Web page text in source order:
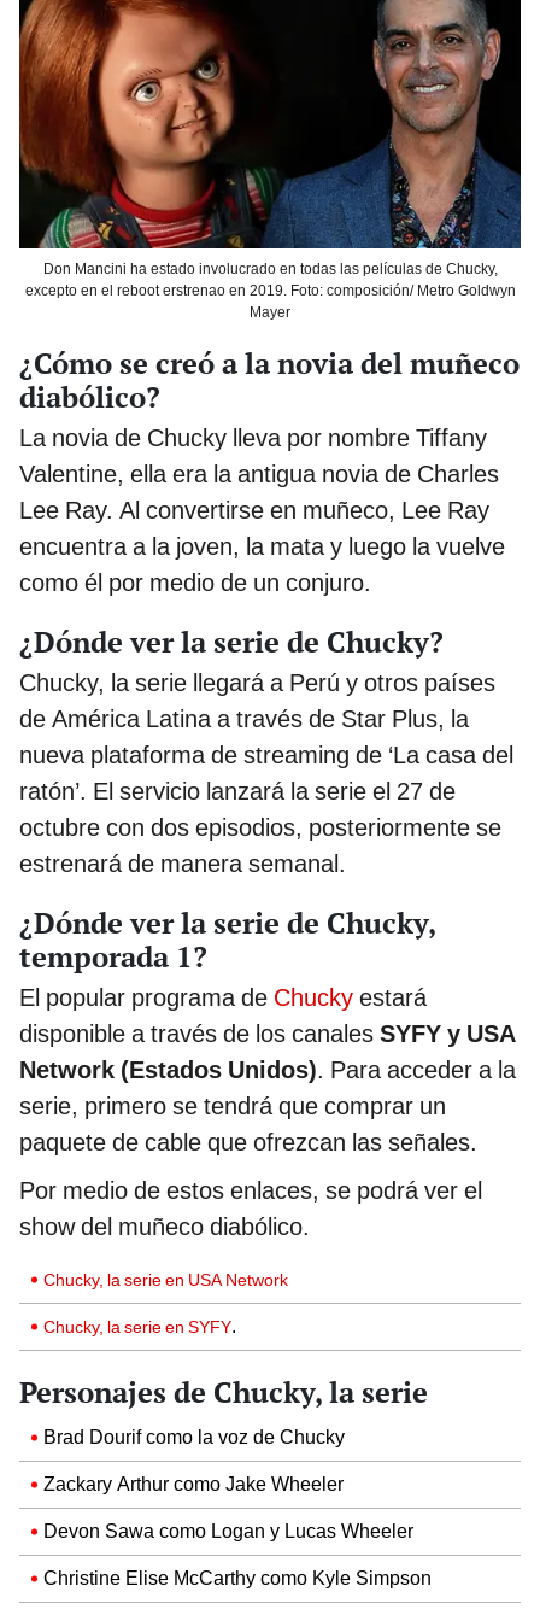
Don Mancini ha estado involucrado en todas las películas de Chucky,
excepto en el reboot erstrenao en 2019. Foto: composición/ Metro Goldwyn
Mayer
¿Cómo se creó a la novia del muñeco
diabólico?
La novia de Chucky lleva por nombre Tiffany
Valentine, ella era la antigua novia de Charles
Lee Ray. Al convertirse en muñeco, Lee Ray
encuentra a la joven, la mata y luego la vuelve
como él por medio de un conjuro.
¿Dónde ver la serie de Chucky?
Chucky, la serie llegará a Perú y otros países
de América Latina a través de Star Plus, la
nueva plataforma de streaming de ‘La casa del
ratón’. El servicio lanzará la serie el 27 de
octubre con dos episodios, posteriormente se
estrenará de manera semanal.
¿Dónde ver la serie de Chucky,
temporada 1?
El popular programa de Chucky estará
disponible a través de los canales SYFY y USA
Network (Estados Unidos). Para acceder a la
serie, primero se tendrá que comprar un
paquete de cable que ofrezcan las señales.
Por medio de estos enlaces, se podrá ver el
show del muñeco diabólico.
Chucky, la serie en USA Network
Chucky, la serie en SYFY.
Personajes de Chucky, la serie
Brad Dourif como la voz de Chucky
Zackary Arthur como Jake Wheeler
Devon Sawa como Logan y Lucas Wheeler
Christine Elise McCarthy como Kyle Simpson